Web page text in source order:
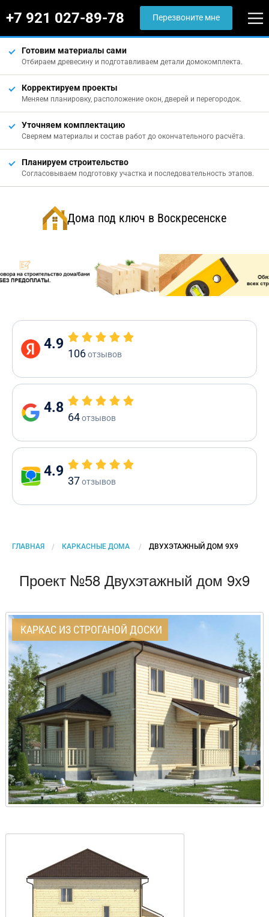
+7 921 027-89-78 Перезвоните мне
Готовим материалы сами
Отбираем древесину и подготавливаем детали домокомплекта.
Корректируем проекты
Меняем планировку, расположение окон, дверей и перегородок.
Уточняем комплектацию
Сверяем материалы и состав работ до окончательного расчёта.
Планируем строительство
Согласовываем подготовку участка и последовательность этапов.
Дома под ключ в Воскресенске
4.9
106отзывов
4.8
64отзывов
4.9
37отзывов
ГЛАВНАЯ КАРКАСНЫЕ ДОМА CURRENT:
ДВУХЭТАЖНЫЙ ДОМ 9Х9
Проект №58 Двухэтажный дом 9х9
КАРКАС ИЗ СТРОГАНОЙ ДОСКИ